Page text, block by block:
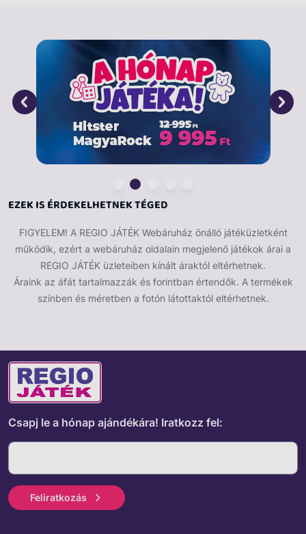
Master által készített figura kiváló minőségű
kidolgozással és mozgatható elemekkel teszi lehetővé
a kreatív szerepjátékot.
EZEK IS ÉRDEKELHETNEK TÉGED
FIGYELEM! A REGIO JÁTÉK Webáruház önálló játéküzletként
működik, ezért a webáruház oldalain megjelenő játékok árai a
REGIO JÁTÉK üzleteiben kínált áraktól eltérhetnek.
Áraink az áfát tartalmazzák és forintban értendők. A termékek
színben és méretben a fotón látottaktól eltérhetnek.
Csapj le a hónap ajándékára! Iratkozz fel:
Feliratkozás